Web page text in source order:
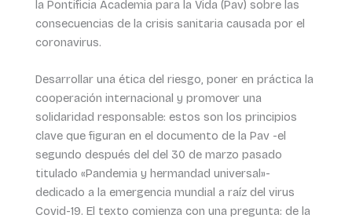
la Pontificia Academia para la Vida (Pav) sobre las
consecuencias de la crisis sanitaria causada por el
coronavirus.
Desarrollar una ética del riesgo, poner en práctica la
cooperación internacional y promover una
solidaridad responsable: estos son los principios
clave que figuran en el documento de la Pav -el
segundo después del del 30 de marzo pasado
titulado «Pandemia y hermandad universal»-
dedicado a la emergencia mundial a raíz del virus
Covid-19. El texto comienza con una pregunta: de la